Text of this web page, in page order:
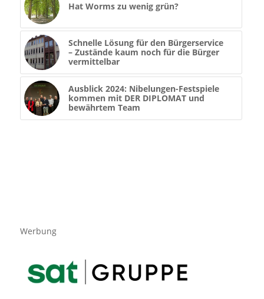
Hat Worms zu wenig grün?
Schnelle Lösung für den Bürgerservice
– Zustände kaum noch für die Bürger
vermittelbar
Ausblick 2024: Nibelungen-Festspiele
kommen mit DER DIPLOMAT und
bewährtem Team
Werbung